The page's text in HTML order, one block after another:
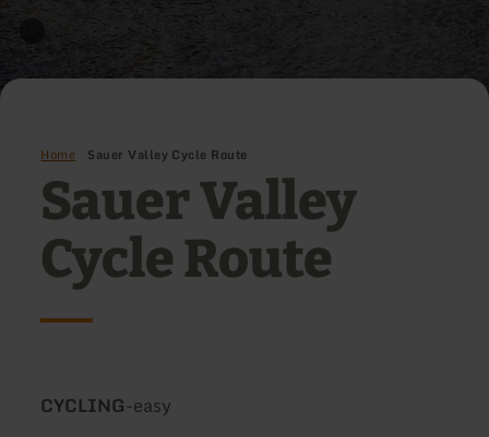
Home Sauer Valley Cycle Route
Sauer Valley
Cycle Route
Type
CYCLING-Difficulty:
easy